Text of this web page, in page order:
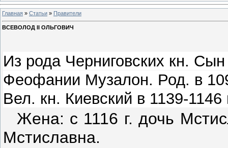
Главная » Статьи » Правители
ВСЕВОЛОД II ОЛЬГОВИЧ
Из рода Черниговских кн.
Феофании Музалон. Род. в
Вел. кн. Киевский в 1139-1146
Жена: с 1116 г. дочь
Мстиславна.